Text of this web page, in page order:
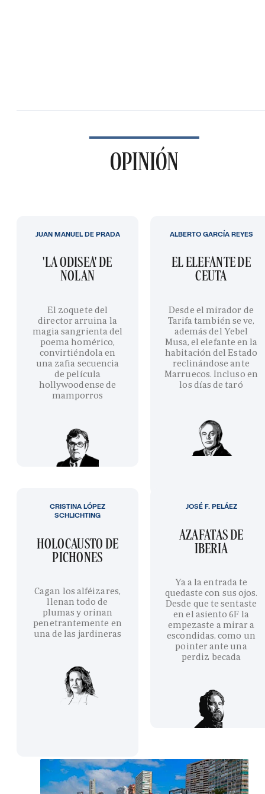
OPINIÓN
'LA ODISEA' DE
NOLAN
El zoquete del
director arruina la
magia sangrienta del
poema homérico,
convirtiéndola en
una zafia secuencia
de película
hollywoodense de
mamporros
JUAN MANUEL DE PRADA
EL ELEFANTE DE
CEUTA
Desde el mirador de
Tarifa también se ve,
además del Yebel
Musa, el elefante en la
habitación del Estado
reclinándose ante
Marruecos. Incluso en
los días de taró
ALBERTO GARCÍA REYES
HOLOCAUSTO DE
PICHONES
Cagan los alféizares,
llenan todo de
plumas y orinan
penetrantemente en
una de las jardineras
CRISTINA LÓPEZ
SCHLICHTING
AZAFATAS DE
IBERIA
Ya a la entrada te
quedaste con sus ojos.
Desde que te sentaste
en el asiento 6F la
empezaste a mirar a
escondidas, como un
pointer ante una
perdiz becada
JOSÉ F. PELÁEZ